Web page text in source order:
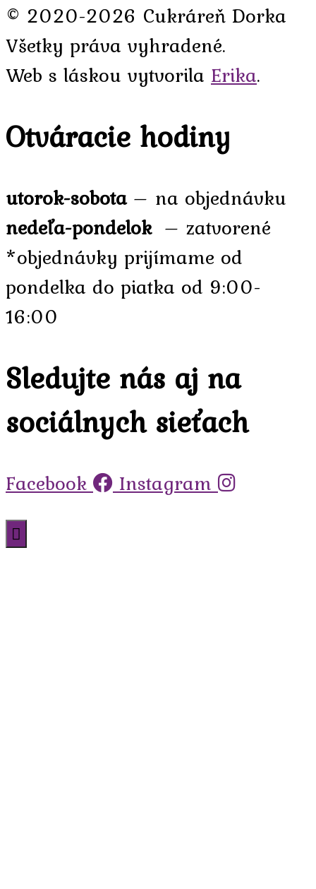
© 2020-2026 Cukráreň Dorka
Všetky práva vyhradené.
Web s láskou vytvorila Erika.
Otváracie hodiny
utorok-sobota– na objednávku
nedeľa-pondelok – zatvorené
*objednávky prijímame od
pondelka do piatka od 9:00-
16:00
Sledujte nás aj na
sociálnych sieťach
Facebook Instagram